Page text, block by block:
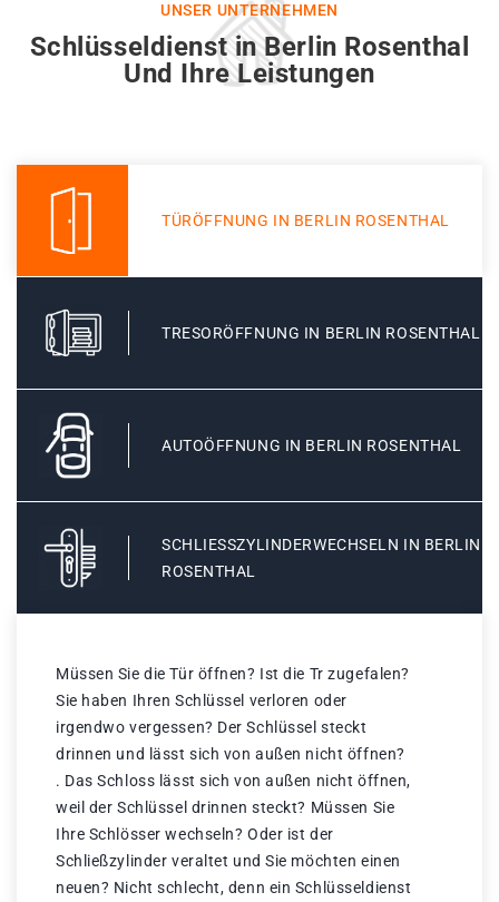
UNSER UNTERNEHMEN
Schlüsseldienst in Berlin Rosenthal
Und Ihre Leistungen
TÜRÖFFNUNG IN BERLIN ROSENTHAL
TRESORÖFFNUNG IN BERLIN ROSENTHAL
AUTOÖFFNUNG IN BERLIN ROSENTHAL
SCHLIESSZYLINDERWECHSELN IN BERLIN R
OSENTHAL
Müssen Sie die Tür öffnen? Ist die Tr zugefalen?
Sie haben Ihren Schlüssel verloren oder
irgendwo vergessen? Der Schlüssel steckt
drinnen und lässt sich von außen nicht öffnen?
. Das Schloss lässt sich von außen nicht öffnen,
weil der Schlüssel drinnen steckt? Müssen Sie
Ihre Schlösser wechseln? Oder ist der
Schließzylinder veraltet und Sie möchten einen
neuen? Nicht schlecht, denn ein Schlüsseldienst